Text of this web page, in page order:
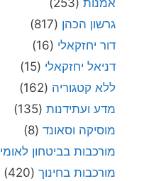
גרשון הכהן (817)
דור יחזקאלי (16)
דניאל יחזקאלי (15)
ללא קטגוריה (162)
מדע ועתידנות (135)
מוסיקה וסאונד (8)
מורכבות בביטחון לאומי
מורכבות בחינוך (420)